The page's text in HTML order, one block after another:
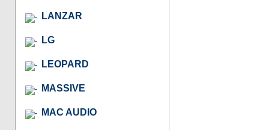
LANZAR
LG
LEOPARD
MASSIVE
MAC AUDIO